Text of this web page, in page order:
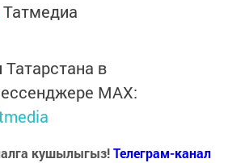
Татмедиа
Татарстана в
MАХ:
кушылыгыз!Телеграм-канал